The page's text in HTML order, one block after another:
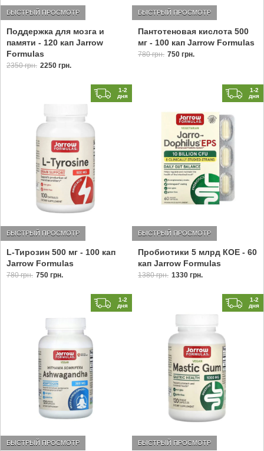
Поддержка для мозга и
памяти - 120 кап Jarrow
Formulas
БЫСТРЫЙ ПРОСМОТР
2350 грн. 2250 грн.
Пантотеновая кислота 500
мг - 100 кап Jarrow Formulas
БЫСТРЫЙ ПРОСМОТР
780 грн. 750 грн.
1-2
дня
L-Тирозин 500 мг - 100 кап
Jarrow Formulas
БЫСТРЫЙ ПРОСМОТР
780 грн. 750 грн.
1-2
дня
Пробиотики 5 млрд КОЕ - 60
кап Jarrow Formulas
БЫСТРЫЙ ПРОСМОТР
1380 грн. 1330 грн.
1-2
дня
БЫСТРЫЙ ПРОСМОТР
1-2
дня
БЫСТРЫЙ ПРОСМОТР